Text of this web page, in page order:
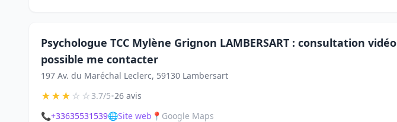
Psychologue TCC Mylène Grignon LAMBERSART : consultation vidéo
possible me contacter
197 Av. du Maréchal Leclerc, 59130 Lambersart
★★★☆☆3.7/5•26 avis
📞+33635531539🌐Site web 📍 Google Maps